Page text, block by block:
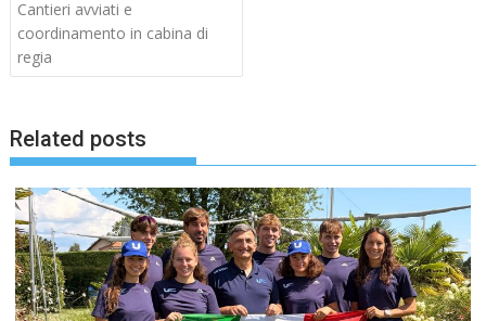
articoli
Cantieri avviati e
coordinamento in cabina di
regia
Related posts